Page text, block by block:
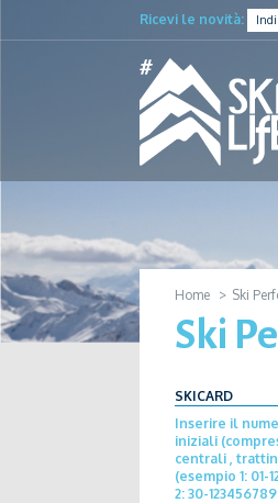
Ricevi le novità:
Home Ski
Ski
SKICARD
Inserire il
iniziali
centrali ,
(esempio 1: 01-
2: 30-